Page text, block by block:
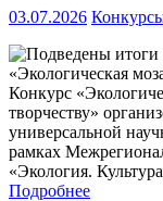
03.07.2026
Конкурс
творчеству»
универсальной
рамках
«Экология.
Подробнее